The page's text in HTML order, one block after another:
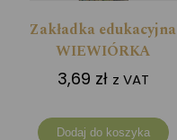
Zakładka edukacyjna
WIEWIÓRKA
3,69 zł z VAT
Dodaj do koszyka